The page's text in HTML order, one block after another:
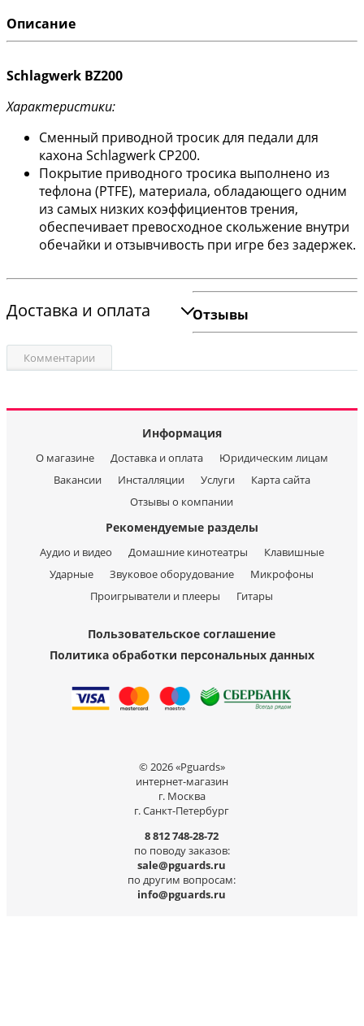
Описание
Schlagwerk BZ200
Характеристики:
Сменный приводной тросик для педали для
кахона Schlagwerk CP200.
Покрытие приводного тросика выполнено из
тефлона (PTFE), материала, обладающего одним
из самых низких коэффициентов трения,
обеспечивает превосходное скольжение внутри
обечайки и отзывчивость при игре без задержек.
Доставка и оплата Отзывы
Комментарии
Информация
О магазине Доставка и оплата
Юридическим лицам
Вакансии
Инсталляции Услуги
Карта сайта
Отзывы о компании
Рекомендуемые разделы
Аудио и видео Домашние кинотеатры
Клавишные
Ударные
Звуковое оборудование
Микрофоны
Проигрыватели и плееры
Гитары
Пользовательское соглашение
Политика обработки персональных данных
© 2026 «Pguards»
интернет-магазин
г. Москва
г. Санкт-Петербург
8 812 748-28-72
по поводу заказов:
sale@pguards.ru
по другим вопросам:
info@pguards.ru